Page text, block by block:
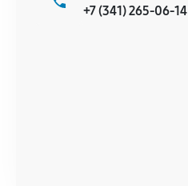
+7 (341) 265-06-14